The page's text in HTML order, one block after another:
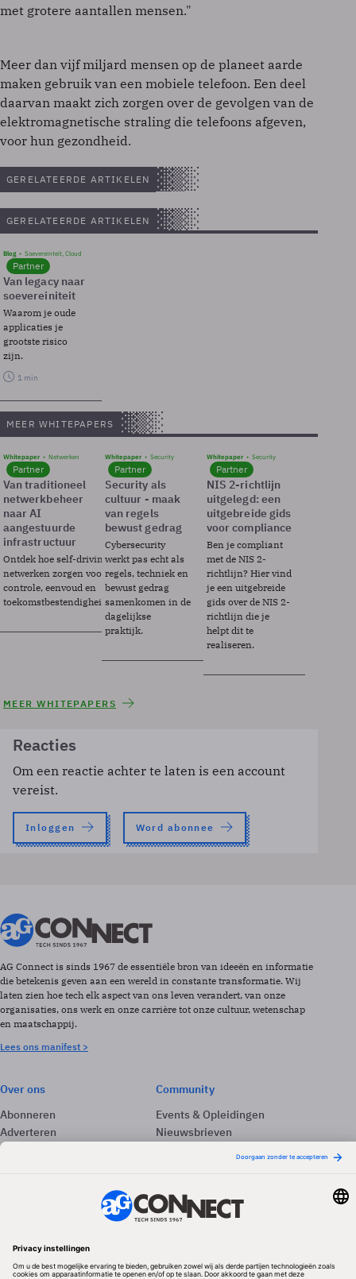
met grotere aantallen mensen."
Meer dan vijf miljard mensen op de planeet aarde
maken gebruik van een mobiele telefoon. Een deel
daarvan maakt zich zorgen over de gevolgen van de
elektromagnetische straling die telefoons afgeven,
voor hun gezondheid.
GERELATEERDE ARTIKELEN
GERELATEERDE ARTIKELEN
Blog Soevereinteit, Cloud
Partner
Van legacy naar
soevereiniteit
Waarom je oude
applicaties je
grootste risico
zijn.
1 min
MEER WHITEPAPERS
Whitepaper Netwerken
Partner
Van traditioneel
netwerkbeheer
naar AI
aangestuurde
infrastructuur
Ontdek hoe self-driving
netwerken zorgen voor
controle, eenvoud en
toekomstbestendigheid.
Whitepaper Security
Partner
Security als
cultuur - maak
van regels
bewust gedrag
Cybersecurity
werkt pas echt als
regels, techniek en
bewust gedrag
samenkomen in de
dagelijkse
praktijk.
Whitepaper Security
Partner
NIS 2-richtlijn
uitgelegd: een
uitgebreide gids
voor compliance
Ben je compliant
met de NIS 2-
richtlijn? Hier vind
je een uitgebreide
gids over de NIS 2-
richtlijn die je
helpt dit te
realiseren.
MEER WHITEPAPERS
Reacties
Om een reactie achter te laten is een account
vereist.
Inloggen Word abonnee
AG Connect is sinds 1967 de essentiële bron van ideeën en informatie
die betekenis geven aan een wereld in constante transformatie. Wij
laten zien hoe tech elk aspect van ons leven verandert, van onze
organisaties, ons werk en onze carrière tot onze cultuur, wetenschap
en maatschappij.
Lees ons manifest >
Over ons
Abonneren
Adverteren
Contact
Community
Events & Opleidingen
Nieuwsbrieven